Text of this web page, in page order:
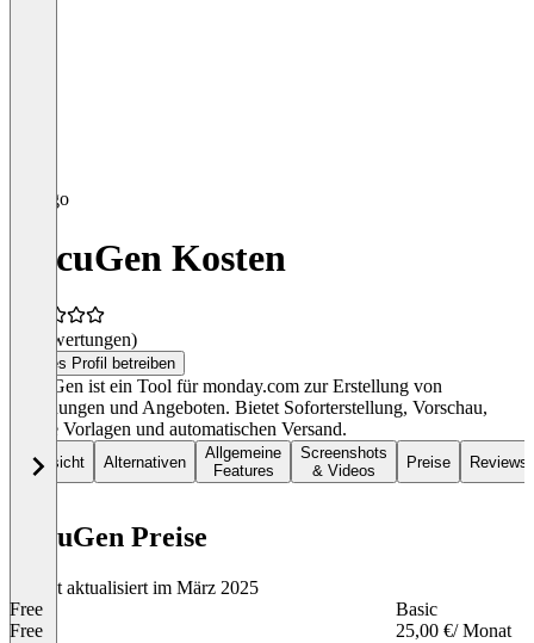
DocuGen Kosten
(0 Bewertungen)
Dieses Profil betreiben
DocuGen ist ein Tool für monday.com zur Erstellung von
Rechnungen und Angeboten. Bietet Soforterstellung, Vorschau,
eigene Vorlagen und automatischen Versand.
Übersicht Alternativen
Allgemeine
Features
Screenshots
& Videos
Preise Reviews
DocuGen Preise
Zuletzt aktualisiert im März 2025
Free
Free
Basic
25,00 €/ Monat